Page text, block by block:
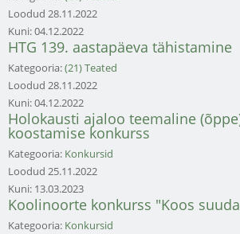
Loodud 28.11.2022
Kuni:04.12.2022
HTG 139. aastapäeva tähistamine
Kategooria:(21) Teated
Loodud 28.11.2022
Kuni:04.12.2022
Holokausti ajaloo teemaline
koostamise konkurss
Kategooria: Konkursid
Loodud 25.11.2022
Kuni: 13.03.2023
Koolinoorte konkurss "Koos
Kategooria: Konkursid